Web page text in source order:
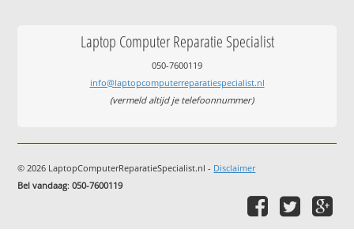
Laptop Computer Reparatie Specialist
050-7600119
info@laptopcomputerreparatiespecialist.nl
(vermeld altijd je telefoonnummer)
© 2026 LaptopComputerReparatieSpecialist.nl - Disclaimer
Bel vandaag:050-7600119